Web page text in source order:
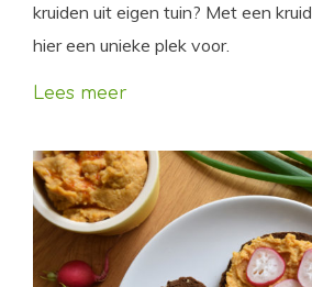
kruiden uit eigen tuin? Met een
hier een unieke plek voor.
Lees meer